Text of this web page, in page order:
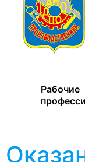
Рабочие